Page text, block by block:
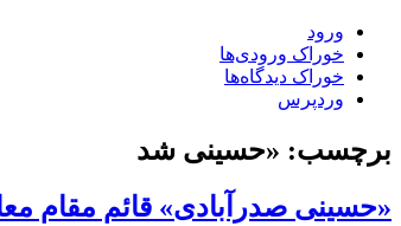
ورود
خوراک ورودی‌ها
خوراک دیدگاه‌ها
وردپرس
برچسب: «حسینی شد
«حسینی صدرآبادی» قائم مقام